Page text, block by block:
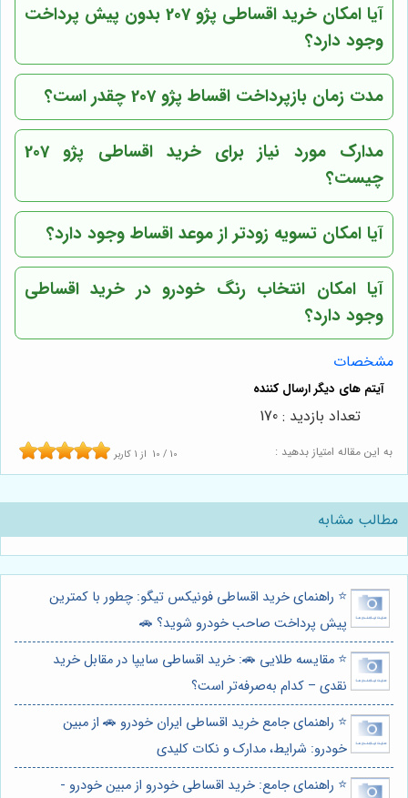
آیا امکان خرید اقساطی پژو 207 بدون پیش پرداخت
وجود دارد؟
مدت زمان بازپرداخت اقساط پژو 207 چقدر است؟
مدارک مورد نیاز برای خرید اقساطی پژو 207
چیست؟
آیا امکان تسویه زودتر از موعد اقساط وجود دارد؟
آیا امکان انتخاب رنگ خودرو در خرید اقساطی
وجود دارد؟
مشخصات
به این مقاله امتیاز بدهید : 10 / 10 از 1 کاربر
تعداد بازدید : 170
مطالب مشابه
⭐️ راهنمای خرید اقساطی فونیکس تیگو: چطور با کمترین
پیش پرداخت صاحب خودرو شوید؟ 🚗
⭐️ مقایسه طلایی 🚗: خرید اقساطی سایپا در مقابل خرید
نقدی – کدام به‌صرفه‌تر است؟
⭐️ راهنمای جامع خرید اقساطی ایران خودرو 🚗 از مبین
خودرو: شرایط، مدارک و نکات کلیدی
⭐️ راهنمای جامع: خرید اقساطی خودرو از مبین خودرو -